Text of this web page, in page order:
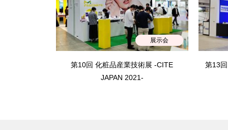
展示会
第10回 化粧品産業技術展 -CITE
JAPAN 2021-
第13